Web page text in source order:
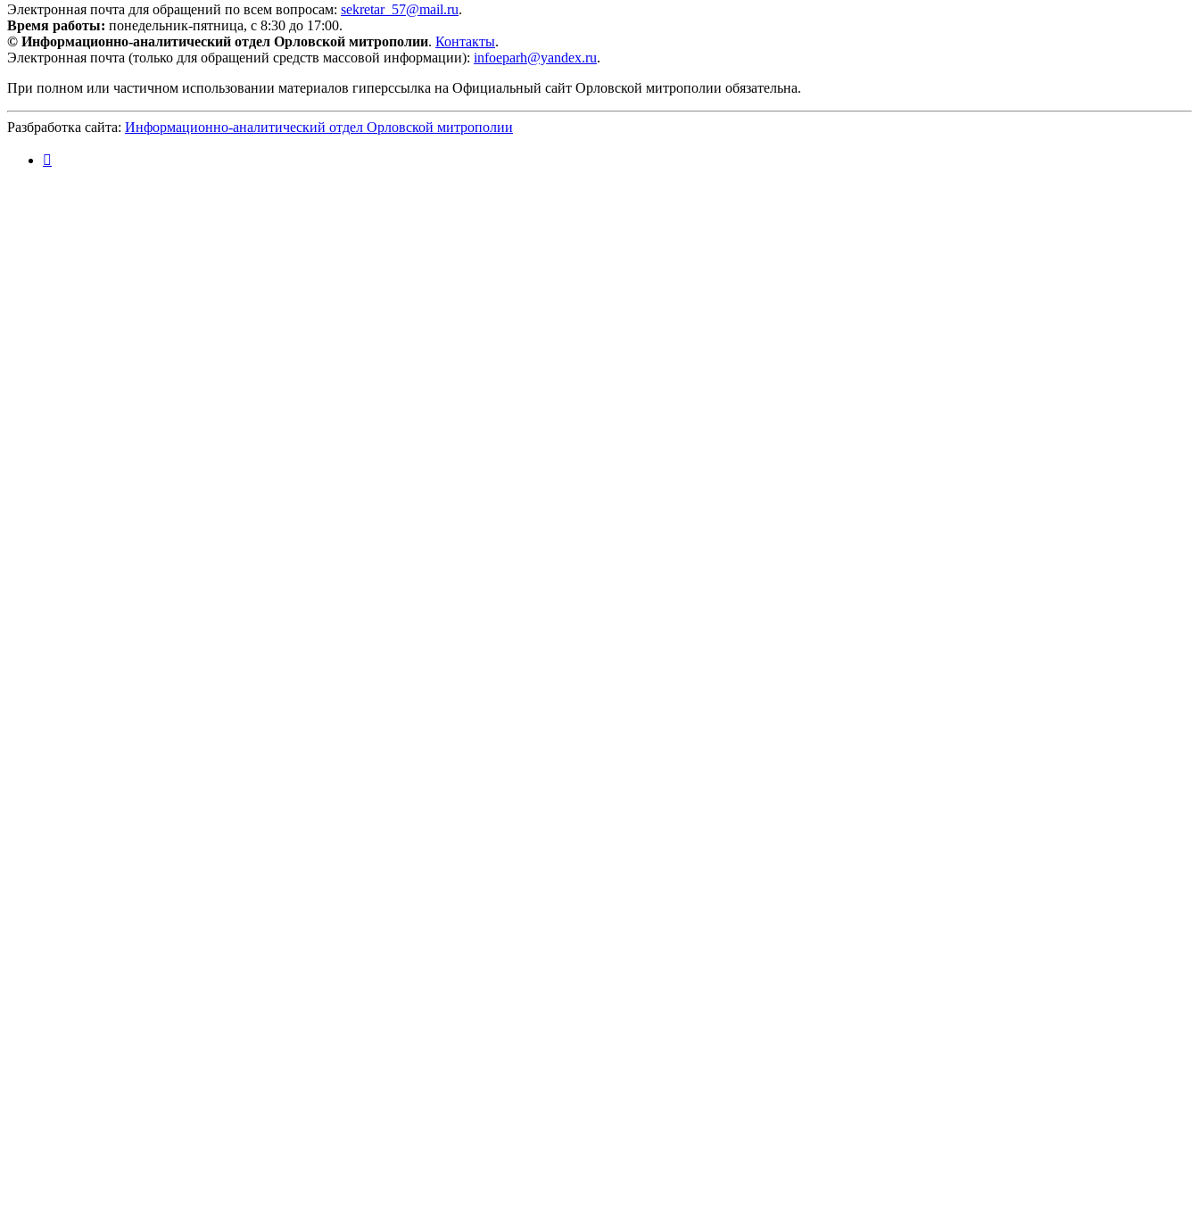
Электронная почта для обращений по всем вопросам: sekretar_57@mail.ru.
Время работы: понедельник-пятница, с 8:30 до 17:00.
© Информационно-аналитический отдел Орловской митрополии. Контакты.
Электронная почта (только для обращений средств массовой информации): infoeparh@yandex.ru.
При полном или частичном использовании материалов гиперссылка на Официальный сайт Орловской митрополии обязательна.
Разбработка сайта: Информационно-аналитический отдел Орловской митрополии